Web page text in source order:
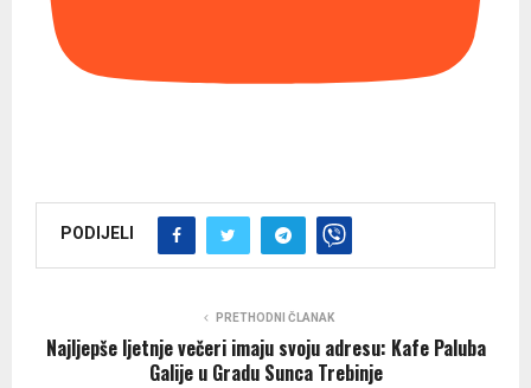
PODIJELI
PRETHODNI ČLANAK
Najljepše ljetnje večeri imaju svoju adresu: Kafe Paluba
Galije u Gradu Sunca Trebinje